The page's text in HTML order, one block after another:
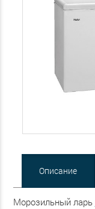
Описание
Морозильный ларь